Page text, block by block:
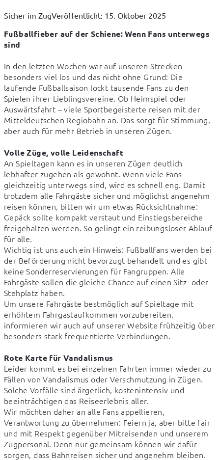
Sicher im ZugVeröffentlicht: 15. Oktober 2025
Fußballfieber auf der Schiene: Wenn Fans unterwegs
sind
In den letzten Wochen war auf unseren Strecken
besonders viel los und das nicht ohne Grund: Die
laufende Fußballsaison lockt tausende Fans zu den
Spielen ihrer Lieblingsvereine. Ob Heimspiel oder
Auswärtsfahrt – viele Sportbegeisterte reisen mit der
Mitteldeutschen Regiobahn an. Das sorgt für Stimmung,
aber auch für mehr Betrieb in unseren Zügen.
Volle Züge, volle Leidenschaft
An Spieltagen kann es in unseren Zügen deutlich
lebhafter zugehen als gewohnt. Wenn viele Fans
gleichzeitig unterwegs sind, wird es schnell eng. Damit
trotzdem alle Fahrgäste sicher und möglichst angenehm
reisen können, bitten wir um etwas Rücksichtnahme:
Gepäck sollte kompakt verstaut und Einstiegsbereiche
freigehalten werden. So gelingt ein reibungsloser Ablauf
für alle.
Wichtig ist uns auch ein Hinweis: Fußballfans werden bei
der Beförderung nicht bevorzugt behandelt und es gibt
keine Sonderreservierungen für Fangruppen. Alle
Fahrgäste sollen die gleiche Chance auf einen Sitz- oder
Stehplatz haben.
Um unsere Fahrgäste bestmöglich auf Spieltage mit
erhöhtem Fahrgastaufkommen vorzubereiten,
informieren wir auch auf unserer Website frühzeitig über
besonders stark frequentierte Verbindungen.
Rote Karte für Vandalismus
Leider kommt es bei einzelnen Fahrten immer wieder zu
Fällen von Vandalismus oder Verschmutzung in Zügen.
Solche Vorfälle sind ärgerlich, kostenintensiv und
beeinträchtigen das Reiseerlebnis aller.
Wir möchten daher an alle Fans appellieren,
Verantwortung zu übernehmen: Feiern ja, aber bitte fair
und mit Respekt gegenüber Mitreisenden und unserem
Zugpersonal. Denn nur gemeinsam können wir dafür
sorgen, dass Bahnreisen sicher und angenehm bleiben.